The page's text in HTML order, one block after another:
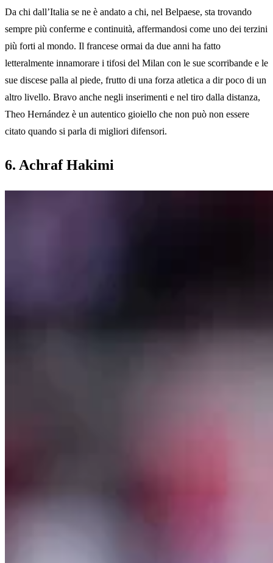
Da chi dall’Italia se ne è andato a chi, nel Belpaese, sta trovando
sempre più conferme e continuità, affermandosi come uno dei terzini
più forti al mondo. Il francese ormai da due anni ha fatto
letteralmente innamorare i tifosi del Milan con le sue scorribande e le
sue discese palla al piede, frutto di una forza atletica a dir poco di un
altro livello. Bravo anche negli inserimenti e nel tiro dalla distanza,
Theo Hernández è un autentico gioiello che non può non essere
citato quando si parla di migliori difensori.
6. Achraf Hakimi